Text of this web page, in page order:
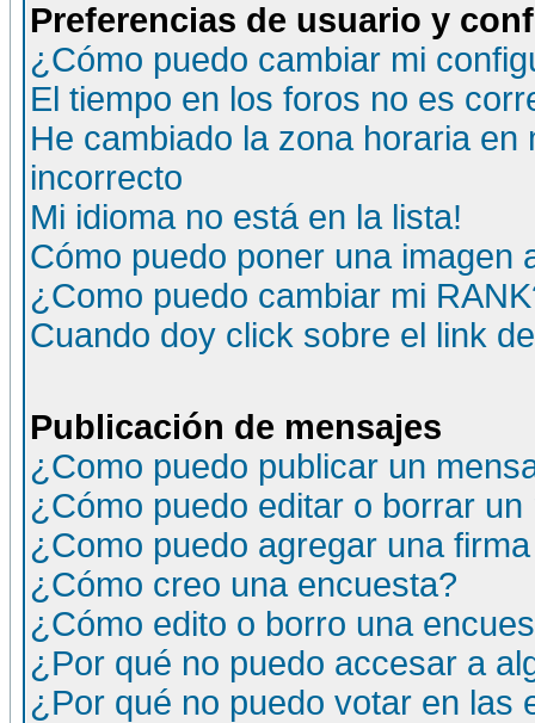
Preferencias de usuario y
¿Cómo puedo cambiar mi
El tiempo en los foros no es
He cambiado la zona horaria
incorrecto
Mi idioma no está en la lista!
Cómo puedo poner una imagen
¿Como puedo cambiar mi
Cuando doy click sobre el link
Publicación de mensajes
¿Como puedo publicar un
¿Cómo puedo editar o borrar un
¿Como puedo agregar una
¿Cómo creo una encuesta?
¿Cómo edito o borro una
¿Por qué no puedo accesar a
¿Por qué no puedo votar en las